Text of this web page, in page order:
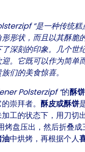
“是一种传统糕
形状，而且以其酥脆
深刻的印象。几个世
。它既可以作为简单
们的美食惊喜。
Polsterzipf “的酥饼
崇拜者。 酥皮或酥饼
工的状态下，用刀切
烤盘压出，然后折叠成
油中烘烤，再根据个人